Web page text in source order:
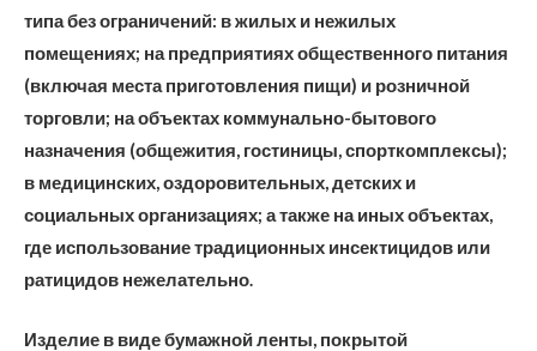
типа без ограничений: в жилых и нежилых
помещениях; на предприятиях общественного питания
(включая места приготовления пищи) и розничной
торговли; на объектах коммунально-бытового
назначения (общежития, гостиницы, спорткомплексы);
в медицинских, оздоровительных, детских и
социальных организациях; а также на иных объектах,
где использование традиционных инсектицидов или
ратицидов нежелательно.
Изделие в виде бумажной ленты, покрытой